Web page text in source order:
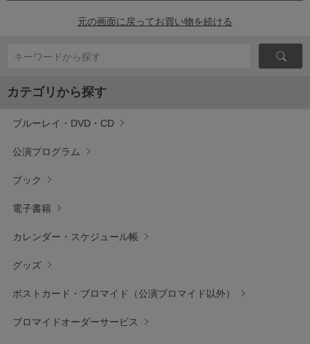
元の画面に戻ってお買い物を続ける
キーワードから探す
カテゴリから探す
ブルーレイ・DVD・CD
公演プログラム
ブック
電子書籍
カレンダー・スケジュール帳
グッズ
ポストカード・ブロマイド（公演ブロマイド以外）
ブロマイドオーダーサービス